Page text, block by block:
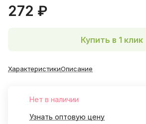
272 ₽
Купить в 1 клик
ХарактеристикиОписание
Нет в наличии
Узнать оптовую цену